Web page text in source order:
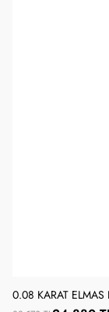
0.08 KARAT ELMAS